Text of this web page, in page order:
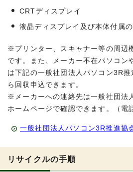
CRTディスプレイ
液晶ディスプレイ及び本体付属
※プリンター、スキャナー等の周辺
です。また、メーカー不在パソコン
は下記の一般社団法人パソコン3R
ら回収申込できます。
※メーカーへの連絡先は一般社団法
ホームページで確認できます。（電
一般社団法人パソコン3R推進協
リサイクルの手順